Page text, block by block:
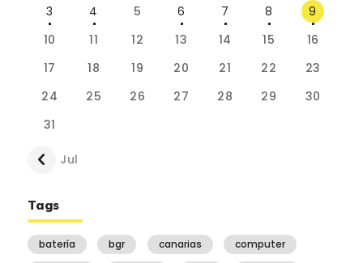
3
4 5 6 7 8
9
10
11 12 13 14 15
16
17
18 19 20 21 22
23
24
25 26 27 28 29
30
31
« Jul
Tags
batería bgr canarias
computer